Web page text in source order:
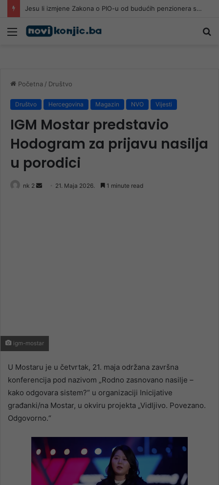
Jesu li izmjene Zakona o PIO-u od budućih penzionera sa 30 godina staža i 65 godina života napravile socijalne slučajeve
Meni
Početna / Društvo
Društvo Hercegovina Magazin NVO Vijesti
IGM Mostar predstavio
Hodogram za prijavu nasilja
u porodici
nk 2
Send 21. Maja 2026. 1 minute read
igm-mostar
U Mostaru je u četvrtak, 21. maja održana završna
konferencija pod nazivom „Rodno zasnovano nasilje –
kako odgovara sistem?“ u organizaciji Inicijative
građanki/na Mostar, u okviru projekta „Vidljivo. Povezano.
Odgovorno.“